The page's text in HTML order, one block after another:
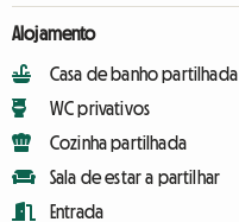
Alojamento
Casa de banho partilhada
WC privativos
Cozinha partilhada
Sala de estar a partilhar
Entrada